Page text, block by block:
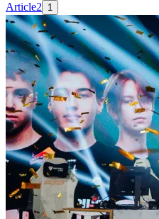
Article2 1